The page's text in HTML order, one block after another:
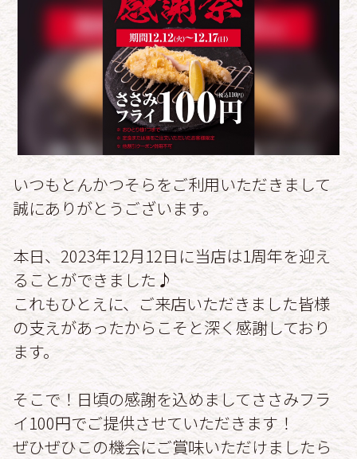
いつもとんかつそらをご利用いただきまして
誠にありがとうございます。
本日、2023年12月12日に当店は1周年を迎え
ることができました♪
これもひとえに、ご来店いただきました皆様
の支えがあったからこそと深く感謝しており
ます。
そこで！日頃の感謝を込めましてささみフラ
イ100円でご提供させていただきます！
ぜひぜひこの機会にご賞味いただけましたら